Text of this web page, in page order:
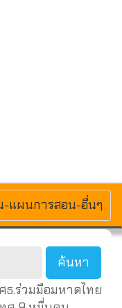
-แผนการสอน-อื่นๆ
ธ.ร่วมมือมหาดไทย